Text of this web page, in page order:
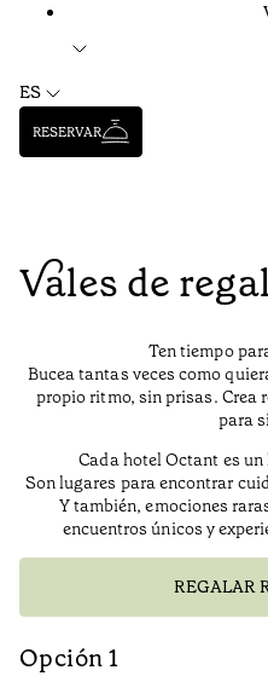
ES
RESERVAR
Vales de
Ten tiempo
Bucea tantas veces como
propio ritmo, sin prisas. Crea
para
Cada hotel Octant es
Son lugares para encontrar
Y también, emociones
encuentros únicos y
REGALAR
Opción 1